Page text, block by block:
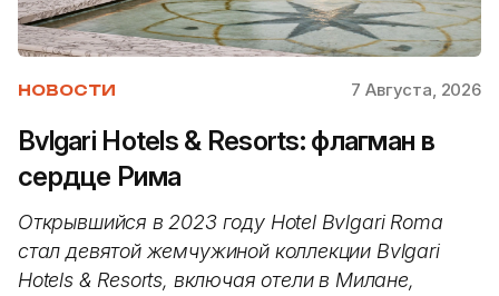
НОВОСТИ 7 Августа, 2026
Bvlgari Hotels & Resorts: флагман в
сердце Рима
Открывшийся в 2023 году Hotel Bvlgari Roma
стал девятой жемчужиной коллекции Bvlgari
Hotels & Resorts, включая отели в Милане,